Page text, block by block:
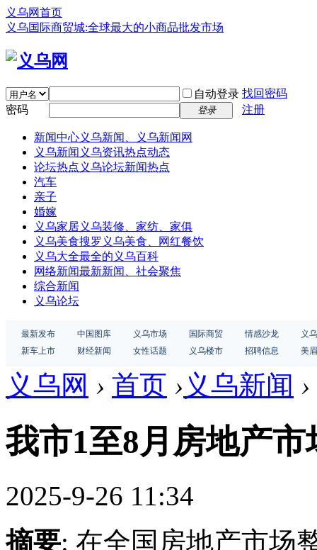
义乌网首页
义乌国际商贸城:全球最大的小商品批发市场
自动登录 找回密码
密码
登录 注册
新闻中心义乌新闻、义乌新闻网
义乌新闻 义乌资讯热点动态
论坛热点 义乌论坛新闻热点
汽车
亲子
婚嫁
义乌家居义乌装修、家纺、家俱
义乌美食搜罗义乌美食、网红餐饮
义乌大全最全的义乌百科
网络新闻最新新闻、社会聚焦
综合新闻
义乌论坛
最新发布 中国图库 义乌市场 国际商贸 情感沙龙
义
新车上市
财经新闻 女性话题 义乌楼市 招聘信息 美
义乌网 › 首页 › 义乌新闻 ›
我市1至8月房地产
2025-9-26 11:34
摘要: 在全国房地产市场